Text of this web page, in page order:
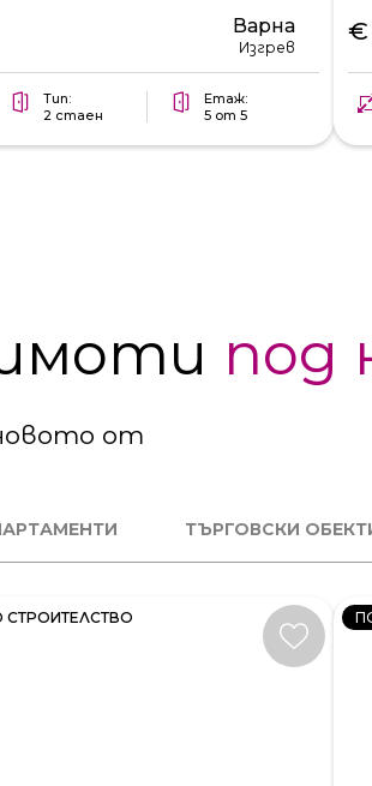
Варна
Изгрев
Тип:
2 стаен
Етаж:
5 от 5
€
под
от
ТЪРГОВСКИ
СТРОИТЕЛСТВО